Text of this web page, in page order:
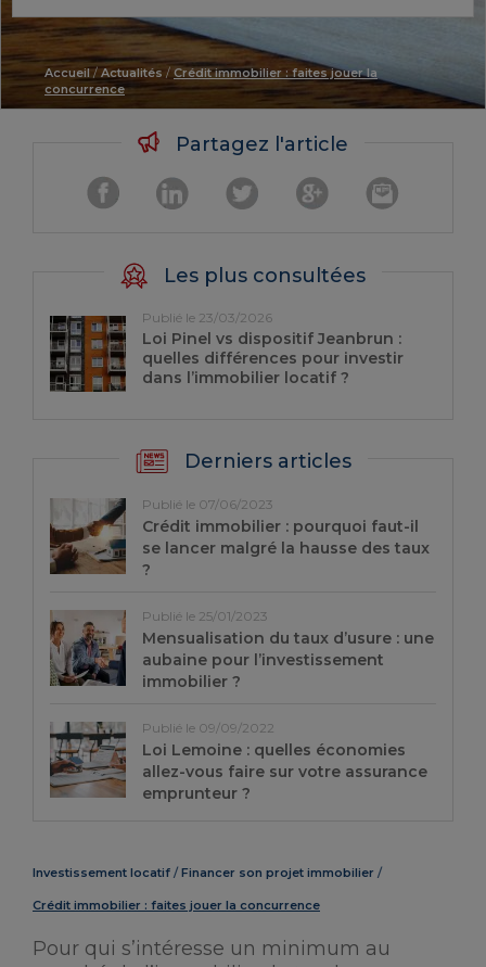
Accueil/ Actualités / Crédit immobilier : faites jouer la
concurrence
Investissement locatif Financer son projet immobilier
Crédit immobilier : faites jouer la concurrence
Pour qui s’intéresse un minimum au
Partagez l'article
Les plus consultées
Publié le 23/03/2026
Loi Pinel vs dispositif Jeanbrun :
quelles différences pour investir
dans l’immobilier locatif ?
Derniers articles
Publié le 07/06/2023
Crédit immobilier : pourquoi faut-il
se lancer malgré la hausse des taux
?
Publié le 25/01/2023
Mensualisation du taux d’usure : une
aubaine pour l’investissement
immobilier ?
Publié le 09/09/2022
Loi Lemoine : quelles économies
allez-vous faire sur votre assurance
emprunteur ?